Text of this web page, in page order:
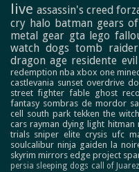
live assassin's creed
cry halo batman gears
metal gear gta lego
watch dogs tomb raider
dragon age residente evil
redemption nba xbox one
castlevania sunset overdrive
street fighter fable ghost
fantasy sombras de mordor
cell
south park tekken the
cars rayman dying light hitman
trials sniper elite crysis ufc
soulcalibur ninja gaiden la
skyrim mirrors edge project
persia sleeping dogs call of Juarez